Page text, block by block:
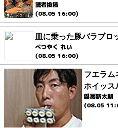
読者投稿
(08.05 16:00)
皿に乗った豚バラブロ
べつやく れい
(08.05 16:00)
フエラム
ホイッス
爲房新太朗
(08.05